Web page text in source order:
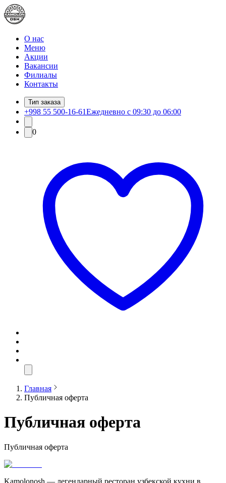
О нас
Меню
Акции
Вакансии
Филиалы
Контакты
Тип заказа
+998 55 500-16-61Ежедневно с 09:30 до 06:00
0
Главная
Публичная оферта
Публичная оферта
Публичная оферта
Kamolonosh — легендарный ресторан узбекской кухни в